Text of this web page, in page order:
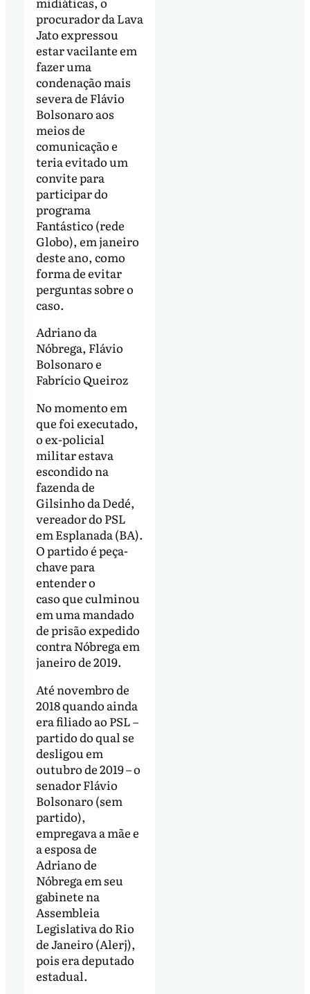
procurador da Lava
Jato expressou
estar vacilante em
fazer uma
condenação mais
severa de Flávio
Bolsonaro aos
meios de
comunicação e
teria evitado um
convite para
participar do
programa
Fantástico (rede
Globo), em janeiro
deste ano, como
forma de evitar
perguntas sobre o
caso.
Adriano da
Nóbrega, Flávio
Bolsonaro e
Fabrício Queiroz
No momento em
que foi executado,
o ex-policial
militar estava
escondido na
fazenda de
Gilsinho da Dedé,
vereador do PSL
em Esplanada (BA).
O partido é peça-
chave para
entender o
caso que culminou
em uma mandado
de prisão expedido
contra Nóbrega em
janeiro de 2019.
Até novembro de
2018 quando ainda
era filiado ao PSL –
partido do qual se
desligou em
outubro de 2019 – o
senador Flávio
Bolsonaro (sem
partido),
empregava a mãe e
a esposa de
Adriano de
Nóbrega em seu
gabinete na
Assembleia
Legislativa do Rio
de Janeiro (Alerj),
pois era deputado
estadual.